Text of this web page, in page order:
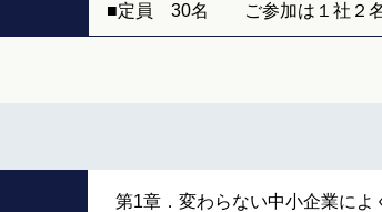
■定員 30名 ご参加は１社２
第1章．変わらない中小企業に